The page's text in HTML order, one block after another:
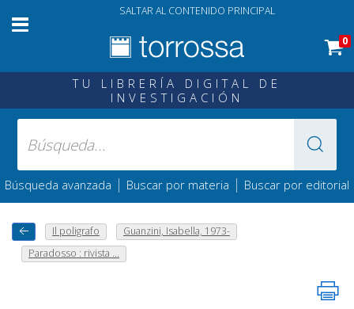
SALTAR AL CONTENIDO PRINCIPAL
0
TU LIBRERÍA DIGITAL DE
INVESTIGACIÓN
Búsqueda avanzada | Buscar por materia | Buscar por editorial
Il poligrafo
Guanzini, Isabella, 1973-
Paradosso : rivista ...